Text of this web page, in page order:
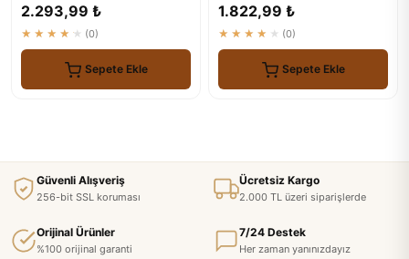
2.293,99 ₺
★★★★★ (0)
Sepete Ekle
1.822,99 ₺
★★★★★ (0)
Sepete Ekle
Güvenli Alışveriş
256-bit SSL koruması
Ücretsiz Kargo
2.000 TL üzeri siparişlerde
Orijinal Ürünler
%100 orijinal garanti
7/24 Destek
Her zaman yanınızdayız